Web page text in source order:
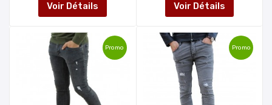
Voir Détails Voir Détails
Promo Promo